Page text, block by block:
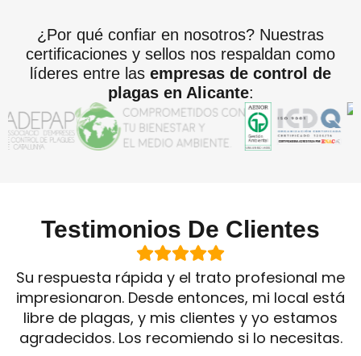
¿Por qué confiar en nosotros? Nuestras
certificaciones y sellos nos respaldan como
líderes entre las empresas de control de
plagas en Alicante:
Testimonios De Clientes
Su respuesta rápida y el trato profesional me
impresionaron. Desde entonces, mi local está
libre de plagas, y mis clientes y yo estamos
agradecidos. Los recomiendo si lo necesitas.